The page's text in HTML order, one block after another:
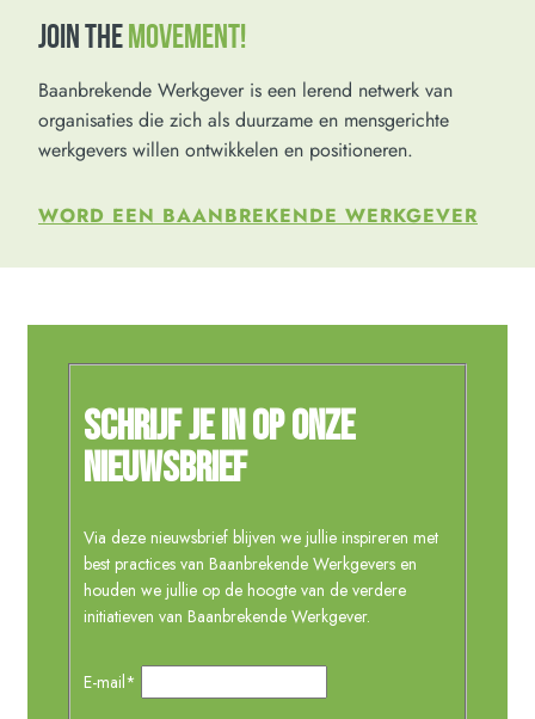
JOIN THEMOVEMENT!
Baanbrekende Werkgever is een lerend netwerk van
organisaties die zich als duurzame en mensgerichte
werkgevers willen ontwikkelen en positioneren.
WORD EEN BAANBREKENDE WERKGEVER